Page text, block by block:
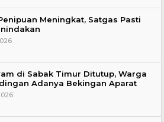
Meningkat, Satgas Pasti
di Sabak Timur Ditutup, Warga
Adanya Bekingan Aparat